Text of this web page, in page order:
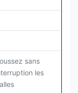
sans
les